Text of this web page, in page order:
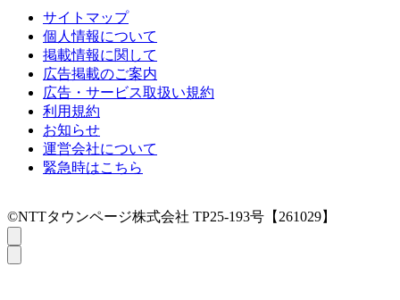
サイトマップ
個人情報について
掲載情報に関して
広告掲載のご案内
広告・サービス取扱い規約
利用規約
お知らせ
運営会社について
緊急時はこちら
©NTTタウンページ株式会社 TP25-193号【261029】